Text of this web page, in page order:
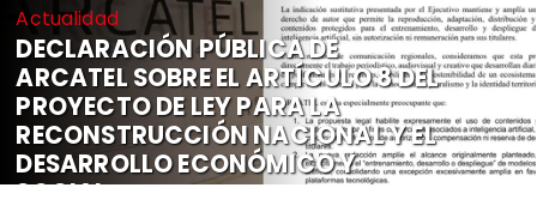
Actualidad
DECLARACIÓN PÚBLICA DE
ARCATEL SOBRE EL ARTÍCULO 8 DEL
PROYECTO DE LEY PARA LA
RECONSTRUCCIÓN NACIONAL Y EL
DESARROLLO ECONÓMICO Y
SOCIAL